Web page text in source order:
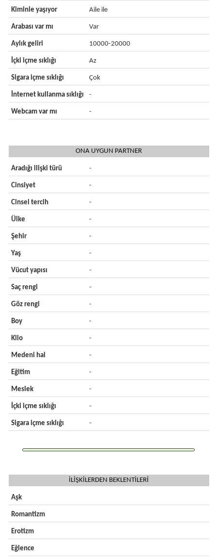
Kiminle yaşıyor Aile ile
Arabası var mı Var
Aylık geliri 10000-20000
İçki içme sıklığı Az
Sigara içme sıklığı Çok
İnternet kullanma sıklığı -
Webcam var mı -
ONA UYGUN PARTNER
Aradığı ilişki türü -
Cinsiyet -
Cinsel tercih -
Ülke -
Şehir -
Yaş -
Vücut yapısı -
Saç rengi -
Göz rengi -
Boy -
Kilo -
Medeni hal -
Eğitim -
Meslek -
İçki içme sıklığı -
Sigara içme sıklığı -
İLİŞKİLERDEN BEKLENTİLERİ
Aşk
Romantizm
Erotizm
Eğlence